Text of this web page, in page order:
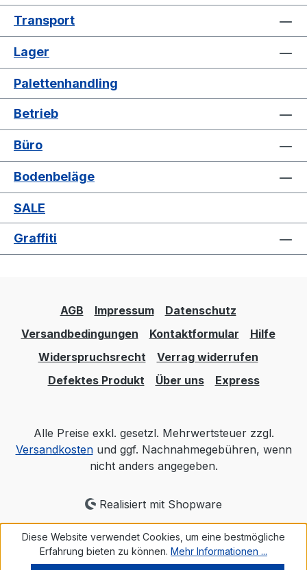
Transport
Lager
Palettenhandling
Betrieb
Büro
Bodenbeläge
SALE
Graffiti
AGB Impressum
Datenschutz
Versandbedingungen
Kontaktformular
Hilfe
Widerspruchsrecht
Verrag widerrufen
Defektes Produkt
Über uns Express
Alle Preise exkl. gesetzl. Mehrwertsteuer zzgl.
Versandkostenund ggf. Nachnahmegebühren, wenn
nicht anders angegeben.
Realisiert mit Shopware
Diese Website verwendet Cookies, um eine bestmögliche
Erfahrung bieten zu können. Mehr Informationen ...